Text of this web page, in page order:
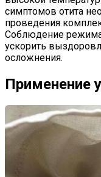
симптомов отита
проведения
Соблюдение
ускорить
осложнения.
Применение